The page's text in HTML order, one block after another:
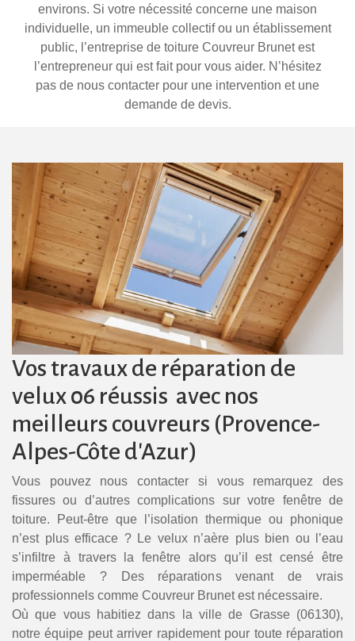
environs. Si votre nécessité concerne une maison
individuelle, un immeuble collectif ou un établissement
public, l’entreprise de toiture Couvreur Brunet est
l’entrepreneur qui est fait pour vous aider. N’hésitez
pas de nous contacter pour une intervention et une
demande de devis.
Vos travaux de réparation de
velux 06 réussis avec nos
meilleurs couvreurs (Provence-
Alpes-Côte d'Azur)
Vous pouvez nous contacter si vous remarquez des
fissures ou d’autres complications sur votre fenêtre de
toiture. Peut-être que l’isolation thermique ou phonique
n’est plus efficace ? Le velux n’aère plus bien ou l’eau
s’infiltre à travers la fenêtre alors qu’il est censé être
imperméable ? Des réparations venant de vrais
professionnels comme Couvreur Brunet est nécessaire.
Où que vous habitiez dans la ville de Grasse (06130),
notre équipe peut arriver rapidement pour toute réparation